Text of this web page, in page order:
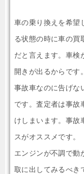
車の乗り換えを希望
る状態の時に車の買
だと言えます。車検
開きが出るからです。
事故車なのに告げな
です。査定者は事故
けしまいます。事故
スがオススメです。
エンジンが不調で動
取に出してみるべき